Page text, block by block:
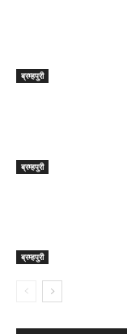
ब्रम्हपुरी
ब्रम्हपुरी
ब्रम्हपुरी